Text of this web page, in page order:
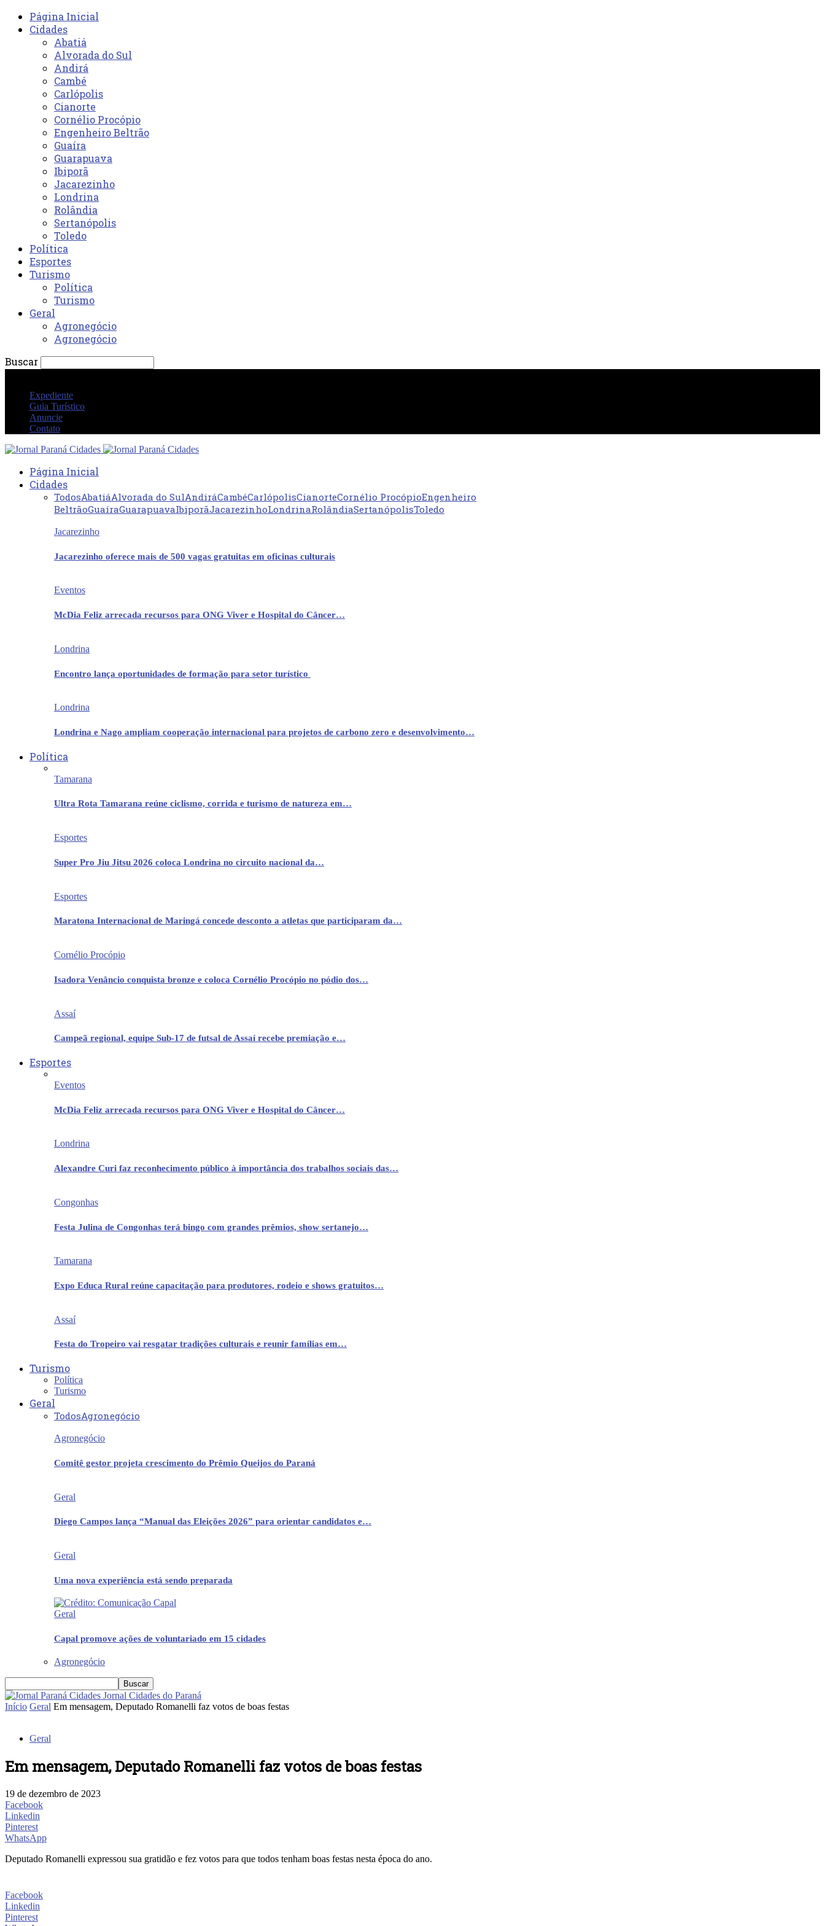
Página Inicial
Cidades
Abatiá
Alvorada do Sul
Andirá
Cambé
Carlópolis
Cianorte
Cornélio Procópio
Engenheiro Beltrão
Guaíra
Guarapuava
Ibiporã
Jacarezinho
Londrina
Rolândia
Sertanópolis
Toledo
Política
Esportes
Turismo
Política
Turismo
Geral
Agronegócio
Agronegócio
Buscar
Expediente
Guia Turístico
Anuncie
Contato
Página Inicial
Cidades
TodosAbatiáAlvorada do SulAndiráCambéCarlópolisCianorteCornélio ProcópioEngenheiro
BeltrãoGuaíraGuarapuavaIbiporãJacarezinhoLondrinaRolândiaSertanópolisToledo
Jacarezinho
Jacarezinho oferece mais de 500 vagas gratuitas em oficinas culturais
Eventos
McDia Feliz arrecada recursos para ONG Viver e Hospital do Câncer…
Londrina
Encontro lança oportunidades de formação para setor turístico
Londrina
Londrina e Nago ampliam cooperação internacional para projetos de carbono zero e desenvolvimento…
Política
Tamarana
Ultra Rota Tamarana reúne ciclismo, corrida e turismo de natureza em…
Esportes
Super Pro Jiu Jitsu 2026 coloca Londrina no circuito nacional da…
Esportes
Maratona Internacional de Maringá concede desconto a atletas que participaram da…
Cornélio Procópio
Isadora Venâncio conquista bronze e coloca Cornélio Procópio no pódio dos…
Assaí
Campeã regional, equipe Sub-17 de futsal de Assaí recebe premiação e…
Esportes
Eventos
McDia Feliz arrecada recursos para ONG Viver e Hospital do Câncer…
Londrina
Alexandre Curi faz reconhecimento público à importância dos trabalhos sociais das…
Congonhas
Festa Julina de Congonhas terá bingo com grandes prêmios, show sertanejo…
Tamarana
Expo Educa Rural reúne capacitação para produtores, rodeio e shows gratuitos…
Assaí
Festa do Tropeiro vai resgatar tradições culturais e reunir famílias em…
Turismo
Política
Turismo
Geral
TodosAgronegócio
Agronegócio
Comitê gestor projeta crescimento do Prêmio Queijos do Paraná
Geral
Diego Campos lança “Manual das Eleições 2026” para orientar candidatos e…
Geral
Uma nova experiência está sendo preparada
Geral
Capal promove ações de voluntariado em 15 cidades
Agronegócio
Jornal Cidades do Paraná
Início Geral Em mensagem, Deputado Romanelli faz votos de boas festas
Geral
Em mensagem, Deputado Romanelli faz votos de boas festas
19 de dezembro de 2023
Facebook
Linkedin
Pinterest
WhatsApp
Deputado Romanelli expressou sua gratidão e fez votos para que todos tenham boas festas nesta época do ano.
Facebook
Linkedin
Pinterest